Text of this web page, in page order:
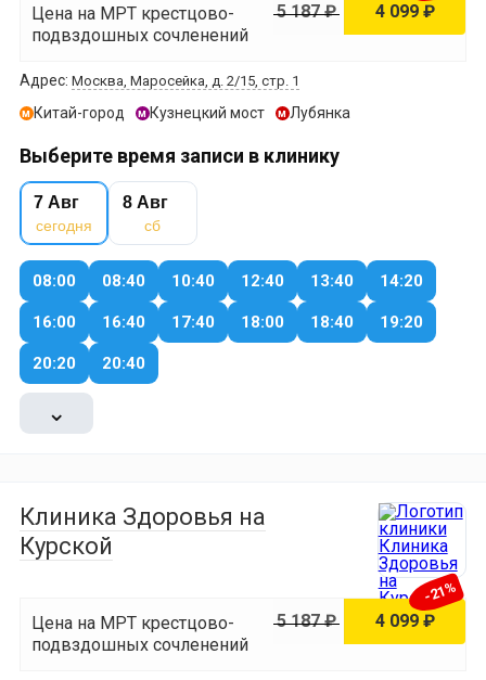
Цена на МРТ крестцово-
подвздошных сочленений
4 099 ₽
5 187 ₽
Адрес: Москва, Маросейка, д. 2/15, стр. 1
м Китай-город м Кузнецкий мост м Лубянка
Выберите время записи в клинику
7 Авг
сегодня
8 Авг
сб
08:00 08:40 10:40 12:40 13:40 14:20
16:00 16:40 17:40 18:00 18:40 19:20
20:20 20:40
⌄
Клиника Здоровья на
Курской
Цена на МРТ крестцово-
подвздошных сочленений
4 099 ₽
5 187 ₽
-21%